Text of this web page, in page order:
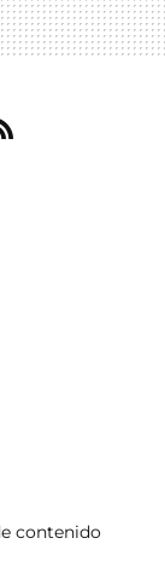
contenido